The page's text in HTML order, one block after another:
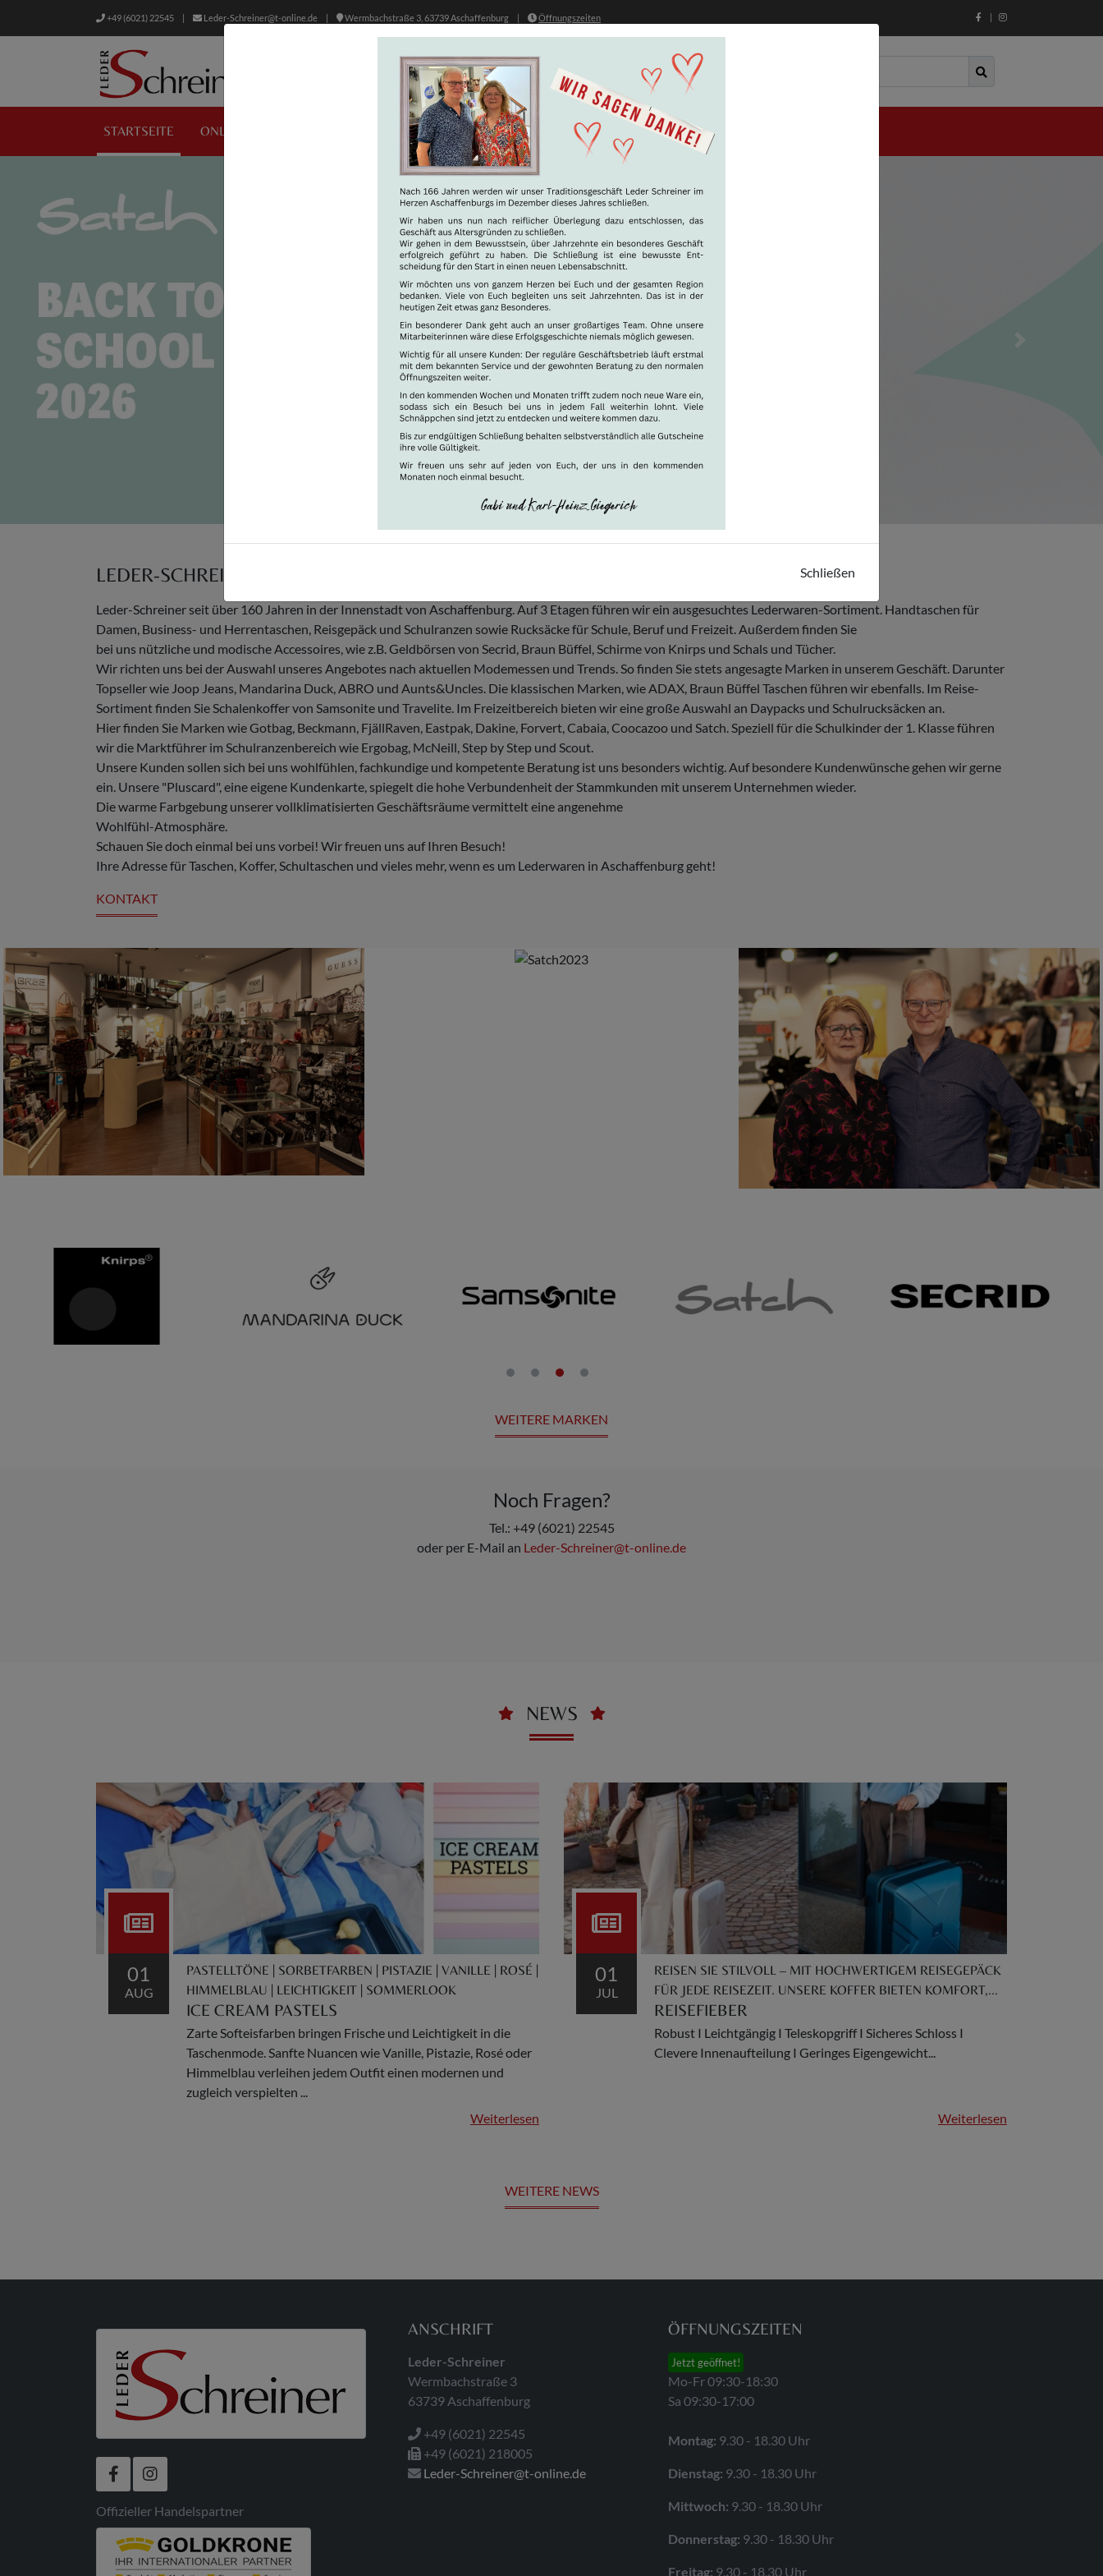
+49 (6021) 22545 | Leder-Schreiner@t-online.de | Wermbachstraße 3, 63739 Aschaffenburg | Öffnungszeiten |
STARTSEITE ONLINE SHOP UNSER GESCHÄFT AKTUELLES ÜBER UNS KONTAKT
Schließen
Previous
LEDER-SCHREINER
Leder-Schreiner seit über 160 Jahren in der Innenstadt von Aschaffenburg. Auf 3 Etagen führen wir ein ausgesuchtes Lederwaren-Sortiment. Handtaschen für
Damen, Business- und Herrentaschen, Reisgepäck und Schulranzen sowie Rucksäcke für Schule, Beruf und Freizeit. Außerdem finden Sie
bei uns nützliche und modische Accessoires, wie z.B. Geldbörsen von Secrid, Braun Büffel, Schirme von Knirps und Schals und Tücher.
Wir richten uns bei der Auswahl unseres Angebotes nach aktuellen Modemessen und Trends. So finden Sie stets angesagte Marken in unserem Geschäft. Darunter
Topseller wie Joop Jeans, Mandarina Duck, ABRO und Aunts&Uncles. Die klassischen Marken, wie ADAX, Braun Büffel Taschen führen wir ebenfalls. Im Reise-
Sortiment finden Sie Schalenkoffer von Samsonite und Travelite. Im Freizeitbereich bieten wir eine große Auswahl an Daypacks und Schulrucksäcken an.
Hier finden Sie Marken wie Gotbag, Beckmann, FjällRaven, Eastpak, Dakine, Forvert, Cabaia, Coocazoo und Satch. Speziell für die Schulkinder der 1. Klasse führen
wir die Marktführer im Schulranzenbereich wie Ergobag, McNeill, Step by Step und Scout.
Unsere Kunden sollen sich bei uns wohlfühlen, fachkundige und kompetente Beratung ist uns besonders wichtig. Auf besondere Kundenwünsche gehen wir gerne
ein. Unsere "Pluscard", eine eigene Kundenkarte, spiegelt die hohe Verbundenheit der Stammkunden mit unserem Unternehmen wieder.
Die warme Farbgebung unserer vollklimatisierten Geschäftsräume vermittelt eine angenehme
Wohlfühl-Atmosphäre.
Schauen Sie doch einmal bei uns vorbei! Wir freuen uns auf Ihren Besuch!
Ihre Adresse für Taschen, Koffer, Schultaschen und vieles mehr, wenn es um Lederwaren in Aschaffenburg geht!
KONTAKT
WEITERE MARKEN
Noch Fragen?
Tel.: +49 (6021) 22545
oder per E-Mail an Leder-Schreiner@t-online.de
NEWS
01
AUG
PASTELLTÖNE | SORBETFARBEN | PISTAZIE | VANILLE | ROSÉ |
HIMMELBLAU | LEICHTIGKEIT | SOMMERLOOK
ICE CREAM PASTELS
Zarte Softeisfarben bringen Frische und Leichtigkeit in die
Taschenmode. Sanfte Nuancen wie Vanille, Pistazie, Rosé oder
Himmelblau verleihen jedem Outfit einen modernen und
zugleich verspielten ...
Weiterlesen
01
JUL
REISEN SIE STILVOLL – MIT HOCHWERTIGEM REISEGEPÄCK
FÜR JEDE REISEZEIT. UNSERE KOFFER BIETEN KOMFORT,...
REISEFIEBER
Robust I Leichtgängig I Teleskopgriff I Sicheres Schloss I
Clevere Innenaufteilung I Geringes Eigengewicht...
Weiterlesen
WEITERE NEWS
Offizieller Handelspartner
ANSCHRIFT
Leder-Schreiner
Wermbachstraße 3
63739 Aschaffenburg
+49 (6021) 22545
+49 (6021) 218005
Leder-Schreiner@t-online.de
ÖFFNUNGSZEITEN
Jetzt geöffnet!
Mo-Fr 09:30-18:30
Sa 09:30-17:00
Montag: 9.30 - 18.30 Uhr
Dienstag: 9.30 - 18.30 Uhr
Mittwoch: 9.30 - 18.30 Uhr
Donnerstag: 9.30 - 18.30 Uhr
Freitag: 9.30 - 18.30 Uhr